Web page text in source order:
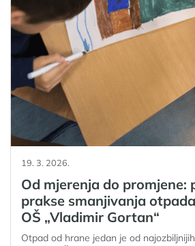
19. 3. 2026.
Od mjerenja do promjene:
prakse smanjivanja
OŠ „Vladimir Gortan“
Otpad od hrane jedan je od